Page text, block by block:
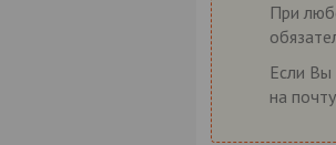
При
Если Вы
на почту